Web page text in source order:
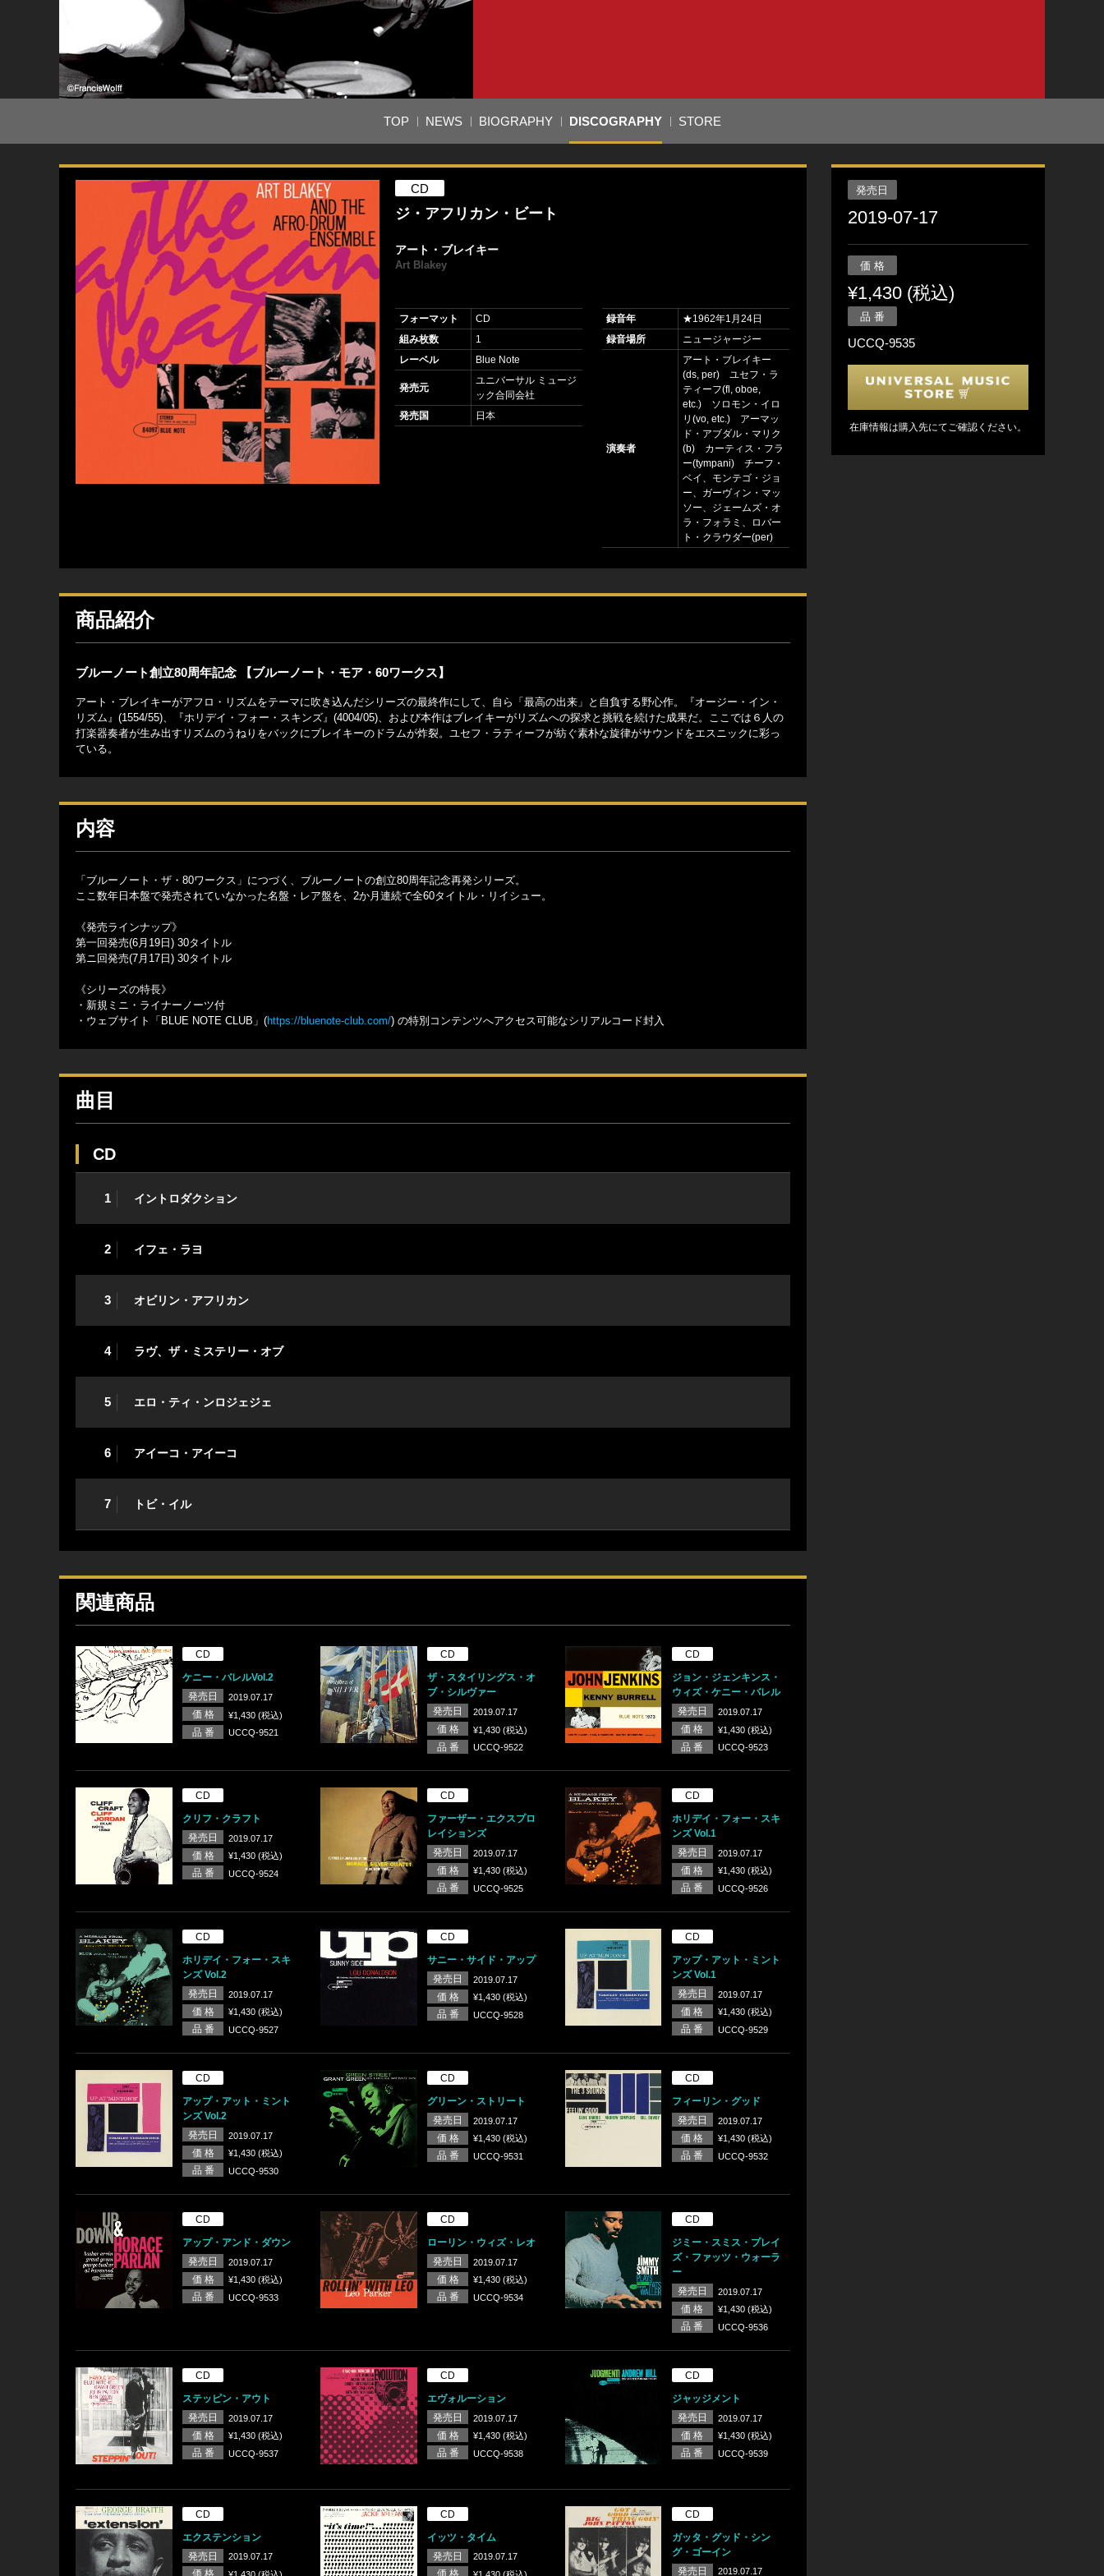
TOP NEWS BIOGRAPHY DISCOGRAPHY STORE
CD
ジ・アフリカン・ビート
アート・ブレイキー
Art Blakey
フォーマット
CD
組み枚数
1
レーベル
Blue Note
発売元
ユニバーサル ミュージ
ック合同会社
発売国
日本
録音年
★1962年1月24日
録音場所
ニュージャージー
演奏者
アート・ブレイキー
(ds, per) ユセフ・ラ
ティーフ(fl, oboe,
etc.) ソロモン・イロ
リ(vo, etc.) アーマッ
ド・アブダル・マリク
(b) カーティス・フラ
ー(tympani) チーフ・
ベイ、モンテゴ・ジョ
ー、ガーヴィン・マッ
ソー、ジェームズ・オ
ラ・フォラミ、ロバー
ト・クラウダー(per)
商品紹介
ブルーノート創立80周年記念 【ブルーノート・モア・60ワークス】
アート・ブレイキーがアフロ・リズムをテーマに吹き込んだシリーズの最終作にして、自ら「最高の出来」と自負する野心作。『オージー・イン・
リズム』(1554/55)、『ホリデイ・フォー・スキンズ』(4004/05)、および本作はブレイキーがリズムへの探求と挑戦を続けた成果だ。ここでは６人の
打楽器奏者が生み出すリズムのうねりをバックにブレイキーのドラムが炸裂。ユセフ・ラティーフが紡ぐ素朴な旋律がサウンドをエスニックに彩っ
ている。
内容
「ブルーノート・ザ・80ワークス」につづく、ブルーノートの創立80周年記念再発シリーズ。
ここ数年日本盤で発売されていなかった名盤・レア盤を、2か月連続で全60タイトル・リイシュー。
《発売ラインナップ》
第一回発売(6月19日) 30タイトル
第ニ回発売(7月17日) 30タイトル
《シリーズの特長》
・新規ミニ・ライナーノーツ付
・ウェブサイト「BLUE NOTE CLUB」(https://bluenote-club.com/) の特別コンテンツへアクセス可能なシリアルコード封入
曲目
CD
1 イントロダクション
2 イフェ・ラヨ
3 オビリン・アフリカン
4 ラヴ、ザ・ミステリー・オブ
5 エロ・ティ・ンロジェジェ
6 アイーコ・アイーコ
7 トビ・イル
関連商品
CD
ケニー・バレルVol.2
発売日
2019.07.17
価 格 ¥1,430 (税込)
品 番 UCCQ-9521
CD
ザ・スタイリングス・オ
ブ・シルヴァー
発売日
2019.07.17
価 格 ¥1,430 (税込)
品 番 UCCQ-9522
CD
ジョン・ジェンキンス・
ウィズ・ケニー・バレル
発売日
2019.07.17
価 格 ¥1,430 (税込)
品 番 UCCQ-9523
CD
クリフ・クラフト
発売日
2019.07.17
価 格 ¥1,430 (税込)
品 番 UCCQ-9524
CD
ファーザー・エクスプロ
レイションズ
発売日
2019.07.17
価 格 ¥1,430 (税込)
品 番 UCCQ-9525
CD
ホリデイ・フォー・スキ
ンズ Vol.1
発売日
2019.07.17
価 格 ¥1,430 (税込)
品 番 UCCQ-9526
CD
ホリデイ・フォー・スキ
ンズ Vol.2
発売日
2019.07.17
価 格 ¥1,430 (税込)
品 番 UCCQ-9527
CD
サニー・サイド・アップ
発売日
2019.07.17
価 格 ¥1,430 (税込)
品 番 UCCQ-9528
CD
アップ・アット・ミント
ンズ Vol.1
発売日
2019.07.17
価 格 ¥1,430 (税込)
品 番 UCCQ-9529
CD
アップ・アット・ミント
ンズ Vol.2
発売日
2019.07.17
価 格 ¥1,430 (税込)
品 番 UCCQ-9530
CD
グリーン・ストリート
発売日
2019.07.17
価 格 ¥1,430 (税込)
品 番 UCCQ-9531
CD
フィーリン・グッド
発売日
2019.07.17
価 格 ¥1,430 (税込)
品 番 UCCQ-9532
CD
アップ・アンド・ダウン
発売日
2019.07.17
価 格 ¥1,430 (税込)
品 番 UCCQ-9533
CD
ローリン・ウィズ・レオ
発売日
2019.07.17
価 格 ¥1,430 (税込)
品 番 UCCQ-9534
CD
ジミー・スミス・プレイ
ズ・ファッツ・ウォーラ
ー
発売日
2019.07.17
価 格 ¥1,430 (税込)
品 番 UCCQ-9536
CD
ステッピン・アウト
発売日
2019.07.17
価 格 ¥1,430 (税込)
品 番 UCCQ-9537
CD
エヴォルーション
発売日
2019.07.17
価 格 ¥1,430 (税込)
品 番 UCCQ-9538
CD
ジャッジメント
発売日
2019.07.17
価 格 ¥1,430 (税込)
品 番 UCCQ-9539
CD
エクステンション
発売日
2019.07.17
CD
イッツ・タイム
発売日
2019.07.17
CD
ガッタ・グッド・シン
グ・ゴーイン
発売日
2019.07.17
発売日
2019-07-17
価 格
¥1,430 (税込)
品 番
UCCQ-9535
在庫情報は購入先にてご確認ください。